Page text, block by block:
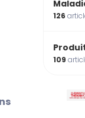
126
109